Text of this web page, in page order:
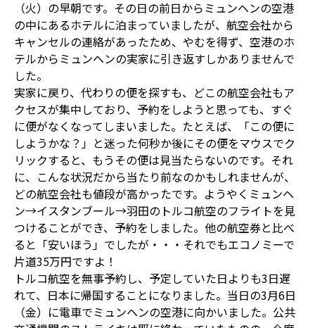
（火）の早朝です。その日の前日からミュンヘンの空港
の中にあるホテルに泊まっていましたが、航空会社から
キャンセルの連絡があったため、やむを得ず、空港のホ
テルからミュンヘンの実家に引き返すしかありませんで
した。
実家に戻り、代わりの便を探すも、どこの航空会社もア
クセスが集中しており、予約をしようと思っても、すぐ
に便がなくなってしまいました。たとえば、「この便に
しようかな？」と迷った何秒か後にその便をマウスでク
リックすると、もうその便は見当たらないのです。それ
に、こんな状況だから当たり前なのかもしれませんが、
どの航空会社も値段が高かったです。ようやくミュンヘ
ン→イスタンブール→羽田のトルコ航空のフライトを見
つけることができ、予約をしました。他の航空券と比べ
ると「安いほう」でしたが・・・それでもエコノミーで
片道35万円ですよ！
トルコ航空を無事予約し、予定していた日よりも3日遅
れて、日本に帰国することになりました。当日の3月6日
（金）に電車でミュンヘンの空港に向かいました。公共